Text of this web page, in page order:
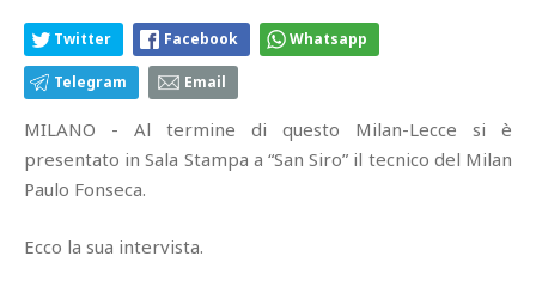
Twitter Facebook Whatsapp
Telegram Email
MILANO - Al termine di questo Milan-Lecce si è
presentato in Sala Stampa a “San Siro” il tecnico del Milan
Paulo Fonseca.
Ecco la sua intervista.